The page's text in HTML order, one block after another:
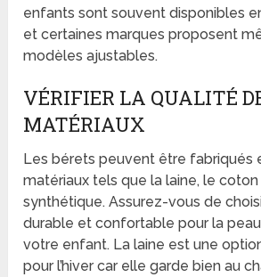
enfants sont souvent disponibles
et certaines marques proposent
modèles ajustables.
VÉRIFIER LA QUALITÉ
MATÉRIAUX
Les bérets peuvent être fabriqués
matériaux tels que la laine, le
synthétique. Assurez-vous de
durable et confortable pour la
votre enfant. La laine est une
pour l’hiver car elle garde bien au